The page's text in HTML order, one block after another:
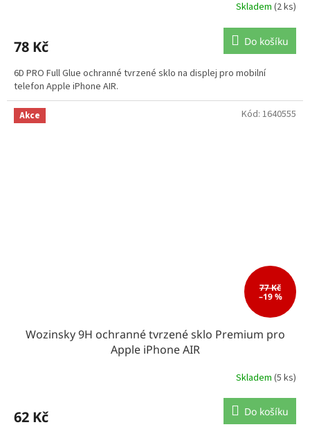
Skladem (2 ks)
78 Kč Do košíku
6D PRO Full Glue ochranné tvrzené sklo na displej pro mobilní
telefon Apple iPhone AIR.
Akce
77 Kč
–19 %
Wozinsky 9H ochranné tvrzené sklo Premium pro
Apple iPhone AIR
Skladem (5 ks)
62 Kč Do košíku
Kód: 1640555